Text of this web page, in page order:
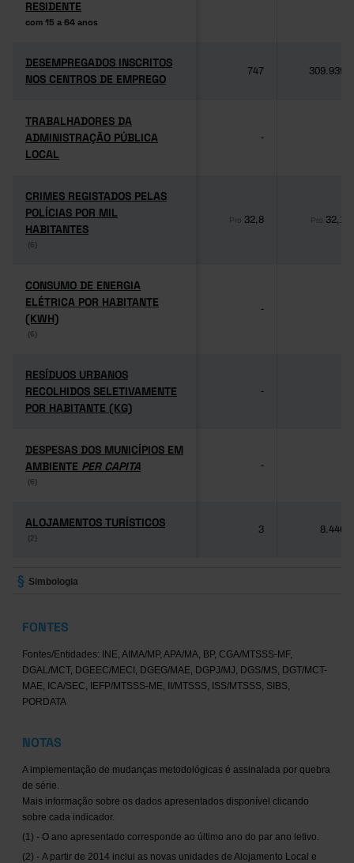
RESIDENTE
com 15 a 64 anos
RESIDENTE
com 15 a 64 anos
DESEMPREGADOS INSCRITOS
NOS CENTROS DE EMPREGO
DESEMPREGADOS INSCRITOS
NOS CENTROS DE EMPREGO
747 309.939
TRABALHADORES DA
ADMINISTRAÇÃO PÚBLICA
LOCAL
TRABALHADORES DA
ADMINISTRAÇÃO PÚBLICA
LOCAL
-
CRIMES REGISTADOS PELAS
POLÍCIAS POR MIL
HABITANTES
(6)
CRIMES REGISTADOS PELAS
POLÍCIAS POR MIL
HABITANTES
(6)
Pro 32,8 Pro 32,1
CONSUMO DE ENERGIA
ELÉTRICA POR HABITANTE
(KWH)
(6)
CONSUMO DE ENERGIA
ELÉTRICA POR HABITANTE
(KWH)
(6)
-
RESÍDUOS URBANOS
RECOLHIDOS SELETIVAMENTE
POR HABITANTE (KG)
RESÍDUOS URBANOS
RECOLHIDOS SELETIVAMENTE
POR HABITANTE (KG)
-
DESPESAS DOS MUNICÍPIOS EM
AMBIENTE PER CAPITA
(6)
DESPESAS DOS MUNICÍPIOS EM
AMBIENTE PER CAPITA
(6)
-
ALOJAMENTOS TURÍSTICOS
(2)
ALOJAMENTOS TURÍSTICOS
(2)
3 8.446
Simbologia
FONTES
Fontes/Entidades: INE, AIMA/MP, APA/MA, BP, CGA/MTSSS-MF,
DGAL/MCT, DGEEC/MECI, DGEG/MAE, DGPJ/MJ, DGS/MS, DGT/MCT-
MAE, ICA/SEC, IEFP/MTSSS-ME, II/MTSSS, ISS/MTSSS, SIBS,
PORDATA
NOTAS
A implementação de mudanças metodológicas é assinalada por quebra
de série.
Mais informação sobre os dados apresentados disponível clicando
sobre cada indicador.
(1) - O ano apresentado corresponde ao último ano do par ano letivo.
(2) - A partir de 2014 inclui as novas unidades de Alojamento Local e